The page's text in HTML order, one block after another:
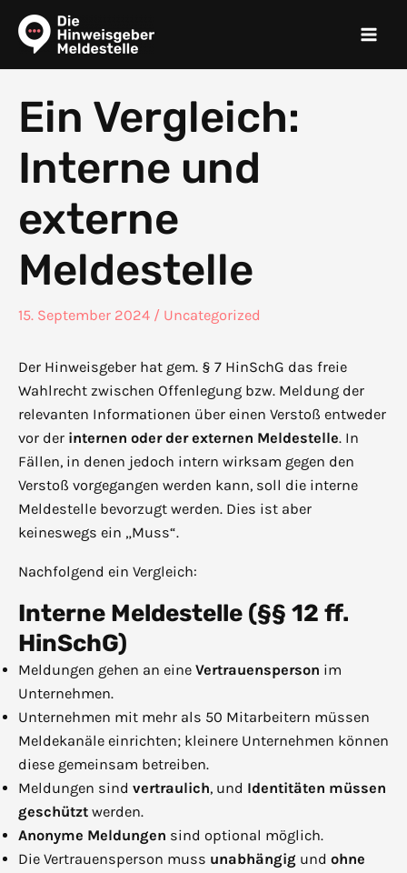
Zum
Inhalt
springen
Ein Vergleich:
Interne und
externe
Meldestelle
15. September 2024 / Uncategorized
Der Hinweisgeber hat gem. § 7 HinSchG das freie
Wahlrecht zwischen Offenlegung bzw. Meldung der
relevanten Informationen über einen Verstoß entweder
vor der internen oder der externen Meldestelle. In
Fällen, in denen jedoch intern wirksam gegen den
Verstoß vorgegangen werden kann, soll die interne
Meldestelle bevorzugt werden. Dies ist aber
keineswegs ein „Muss“.
Nachfolgend ein Vergleich:
Interne Meldestelle (§§ 12 ff.
HinSchG)
Meldungen gehen an eine Vertrauensperson im
Unternehmen.
Unternehmen mit mehr als 50 Mitarbeitern müssen
Meldekanäle einrichten; kleinere Unternehmen können
diese gemeinsam betreiben.
Meldungen sind vertraulich, und Identitäten müssen
geschützt werden.
Anonyme Meldungen sind optional möglich.
Die Vertrauensperson muss unabhängig und ohne